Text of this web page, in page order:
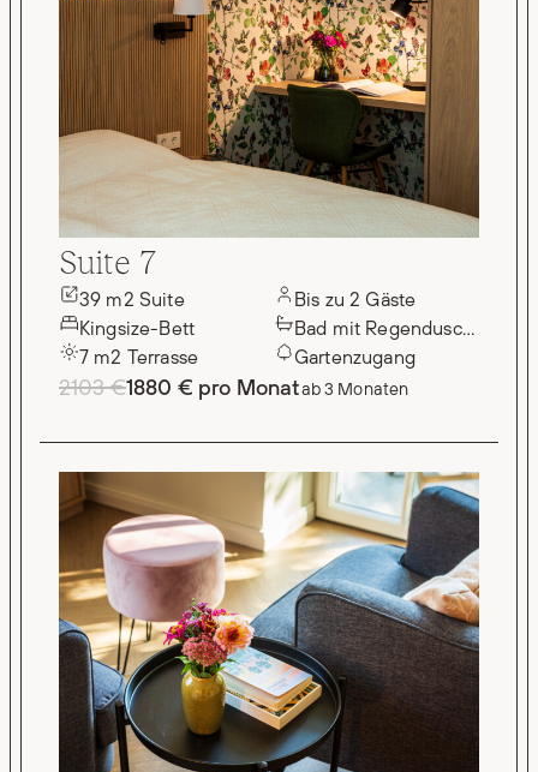
Suite 7
39 m2 Suite
Kingsize-Bett
7 m2 Terrasse
Bis zu 2 Gäste
Bad mit Regendusche
Gartenzugang
2103 €1880 € pro Monatab 3 Monaten